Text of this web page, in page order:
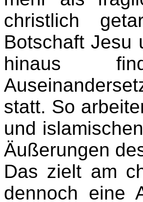
christlich
Botschaft Jesu
hinaus
statt. So
und
Äußerungen
Das zielt am
dennoch eine